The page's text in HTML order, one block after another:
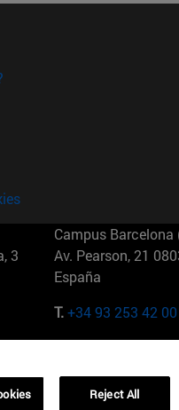
3
Campus Barcelona
Av. Pearson, 21
España
T.+34 93 253 42 00
01321001 Bela
Reject All